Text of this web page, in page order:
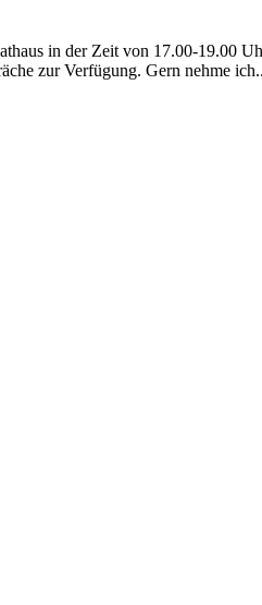
in der Zeit von 17.00-19.00
zur Verfügung. Gern nehme